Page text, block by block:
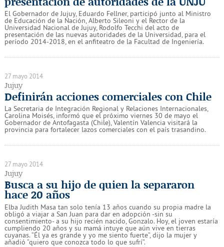
El Gobernador de Jujuy, Eduardo Fellner, participó junto al Ministro
de Educación de la Nación, Alberto Sileoni y el Rector de la
Universidad Nacional de Jujuy, Rodolfo Tecchi del acto de
presentación de las nuevas autoridades de la Universidad, para el
período 2014-2018, en el anfiteatro de la Facultad de Ingeniería.
27 mayo 2014
Jujuy
Definirán acciones comerciales con Chile
La Secretaria de Integración Regional y Relaciones Internacionales,
Carolina Moisés, informó que el próximo viernes 30 de mayo el
Gobernador de Antofagasta (Chile), Valentín Valencia visitará la
provincia para fortalecer lazos comerciales con el país trasandino.
27 mayo 2014
Jujuy
Busca a su hijo de quien la separaron
hace 20 años
Elba Judith Masa tan solo tenía 13 años cuando su propia madre la
obligó a viajar a San Juan para dar en adopción -sin su
consentimiento- a su hijo recién nacido, Gonzalo. Hoy, el joven estaría
cumpliendo 20 años y su mamá intuye que aún vive en tierras
cuyanas. “Él ya es grande y yo me siento fuerte”, dijo la mujer y
añadió “quiero que conozca todo lo que sufrí”.